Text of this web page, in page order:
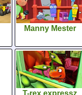
Manny Mester
T-rex expressz